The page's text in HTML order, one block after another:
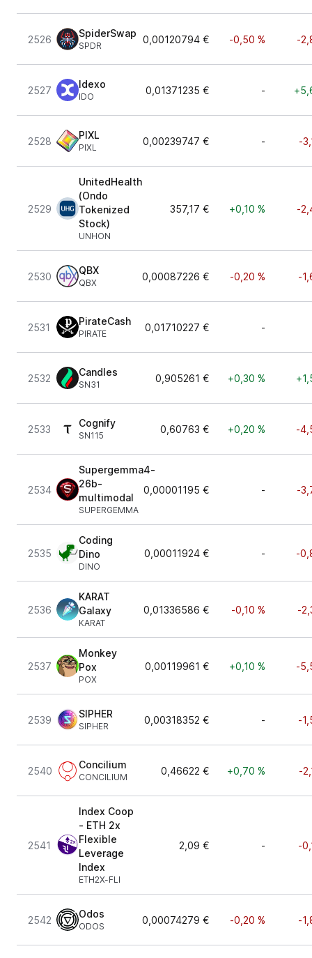
2526
SpiderSwap
SPDR
0,00120794 € -0,50 % -
2527
Idexo
IDO
0,01371235 € -
2528
PIXL
PIXL
0,00239747 € - -
2529
UnitedHealth
(Ondo
Tokenized
Stock)
UNHON
357,17 € +0,10 % -
2530
QBX
QBX
0,00087226 € -0,20 % -
2531
PirateCash
PIRATE
0,01710227 € -
2532
Candles
SN31
0,905261 € +0,30 %
2533
Cognify
SN115
0,60763 € +0,20 % -
2534
Supergemma4-
26b-
multimodal
SUPERGEMMA
0,00001195 € - -
2535
Coding
Dino
DINO
0,00011924 € - -
2536
KARAT
Galaxy
KARAT
0,01336586 € -0,10 % -
2537
Monkey
Pox
POX
0,00119961 € +0,10 % -
2539
SIPHER
SIPHER
0,00318352 € - -
2540
Concilium
CONCILIUM
0,46622 € +0,70 % -
2541
Index Coop
- ETH 2x
Flexible
Leverage
Index
ETH2X-FLI
2,09 € - -
2542
Odos
ODOS
0,00074279 € -0,20 % -